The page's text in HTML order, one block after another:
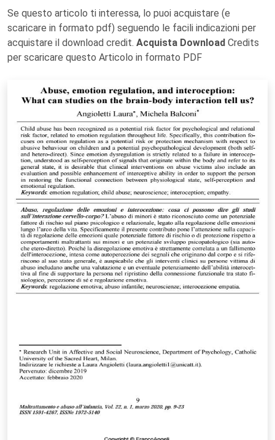
Se questo articolo ti interessa, lo puoi acquistare (e
scaricare in formato pdf) seguendo le facili indicazioni per
acquistare il download credit. Acquista Download Credits
per scaricare questo Articolo in formato PDF